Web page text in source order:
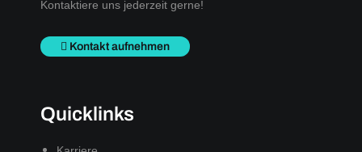
Kontaktiere uns jederzeit gerne!
Kontakt aufnehmen
Quicklinks